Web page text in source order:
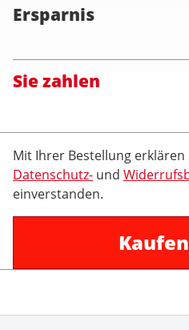
Ersparnis
Sie zahlen
Mit Ihrer Bestellung
Datenschutz- und
einverstanden.
Kaufen